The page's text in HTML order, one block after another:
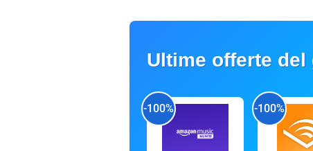
Ultime offerte del
-100% -100%